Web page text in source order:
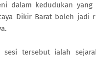
dalam kedudukan
Dikir Barat boleh
tersebut ialah